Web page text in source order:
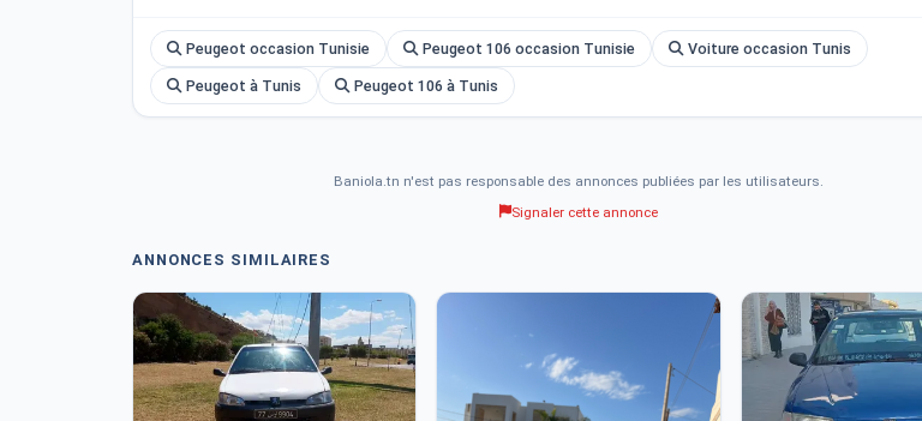
Peugeot occasion Tunisie Peugeot 106 occasion Tunisie Voiture occasion Tunis
Peugeot à Tunis Peugeot 106 à Tunis
Baniola.tn n'est pas responsable des annonces publiées par les utilisateurs.
Signaler cette annonce
ANNONCES SIMILAIRES